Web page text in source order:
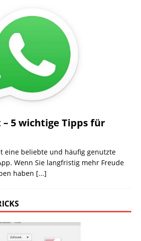
– 5 wichtige Tipps für
eine beliebte und häufig genutzte
Wenn Sie langfristig mehr Freude
haben [...]